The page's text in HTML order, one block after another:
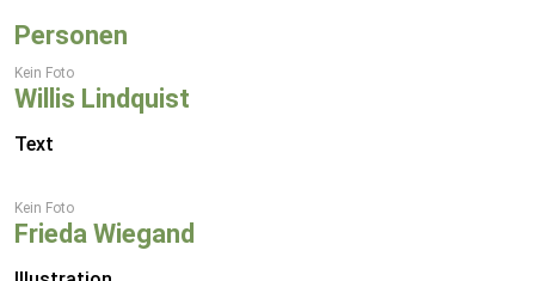
Personen
Kein Foto
Willis Lindquist
Text
Kein Foto
Frieda Wiegand